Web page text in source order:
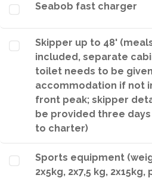
Seabob fast charger
Skipper up to 48'
included, separate
toilet needs to be
accommodation if not
front peak; skipper
be provided three
to charter)
Sports equipment
2x5kg, 2x7,5 kg, 2x15kg,